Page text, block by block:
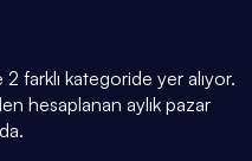
farklı kategoride yer alıyor.
hesaplanan aylık pazar